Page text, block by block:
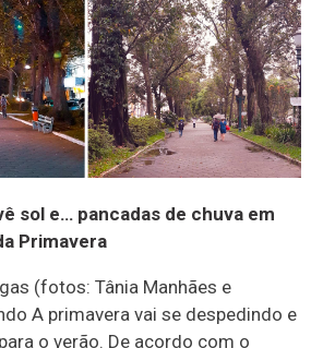
sol e… pancadas de chuva em
Primavera
(fotos: Tânia Manhães e
A primavera vai se despedindo e
o verão. De acordo com o